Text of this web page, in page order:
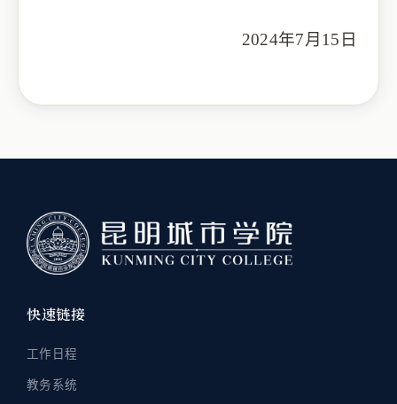
2024年7月15日
快速链接
工作日程
教务系统